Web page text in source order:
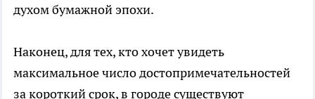
духом бумажной эпохи.
Наконец, для тех, кто хочет увидеть
максимальное число достопримечательностей
за короткий срок, в городе существуют